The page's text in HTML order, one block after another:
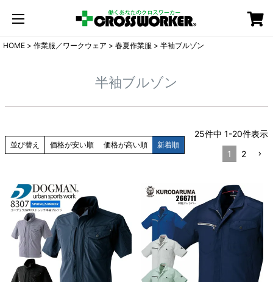
HOME 作業服／ワークウェア 春夏作業服 半袖ブルゾン
半袖ブルゾン
並び替え 価格が安い順 価格が高い順 新着順
25件中 1-20件表示
1
2